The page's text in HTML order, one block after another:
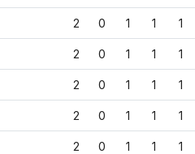
2 0 1 1 1
2 0 1 1 1
2 0 1 1 1
2 0 1 1 1
2 0 1 1 1